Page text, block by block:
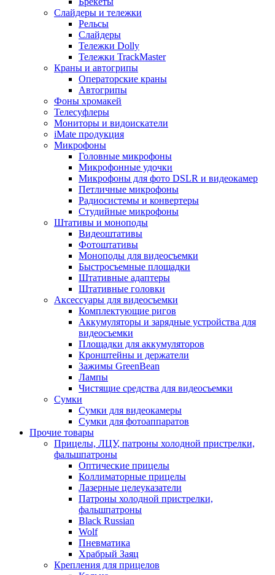
Слайдеры и тележки
Рельсы
Слайдеры
Тележки Dolly
Тележки TrackMaster
Краны и автогрипы
Операторские краны
Автогрипы
Фоны хромакей
Телесуфлеры
Мониторы и видоискатели
iMate продукция
Микрофоны
Головные микрофоны
Микрофонные удочки
Микрофоны для фото DSLR и видеокамер
Петличные микрофоны
Радиосистемы и конвертеры
Студийные микрофоны
Штативы и моноподы
Видеоштативы
Фотоштативы
Моноподы для видеосъемки
Быстросъемные площадки
Штативные адаптеры
Штативные головки
Аксессуары для видеосъемки
Комплектующие ригов
Аккумуляторы и зарядные устройства для
видеосъемки
Площадки для аккумуляторов
Кронштейны и держатели
Зажимы GreenBean
Лампы
Чистящие средства для видеосъемки
Сумки
Сумки для видеокамеры
Сумки для фотоаппаратов
Прочие товары
Прицелы, ЛЦУ, патроны холодной пристрелки,
фальшпатроны
Оптические прицелы
Коллиматорные прицелы
Лазерные целеуказатели
Патроны холодной пристрелки,
фальшпатроны
Black Russian
Wolf
Пневматика
Храбрый Заяц
Крепления для прицелов